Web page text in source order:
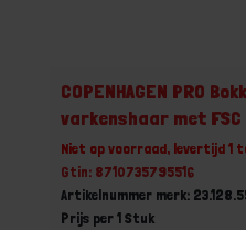
COPENHAGEN PRO
varkenshaar met
Niet op voorraad, levertijd 1
Gtin: 8710735795516
Artikelnummer merk:
Prijs per 1 Stuk